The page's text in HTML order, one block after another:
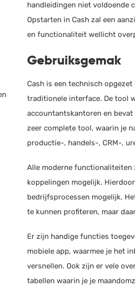
LIFT
Yoobi
handleidingen niet voldoende
Opstarten in Cash zal een
en functionaliteit wellicht
Gebruiksgemak
Cash is een technisch
traditionele interface. De tool
accountantskantoren en
zeer complete tool, waarin je
productie-, handels-, CRM-,
Alle moderne functionaliteiten
koppelingen mogelijk.
bedrijfsprocessen mogelijk.
te kunnen profiteren, maar
Er zijn handige functies
mobiele app, waarmee je het
versnellen. Ook zijn er vele
tabellen waarin je je